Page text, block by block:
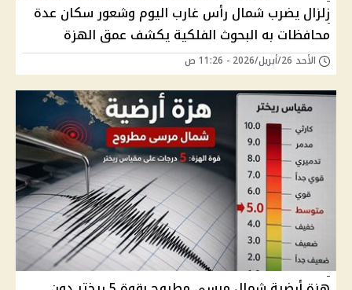
زلزال يضرب شمال رأس غارب اليوم وشعور سكان عدة
محافظات به البحوث الفلكية يكشف عمق الهزة
الأحد 26/أبريل/2026 - 11:26 ص